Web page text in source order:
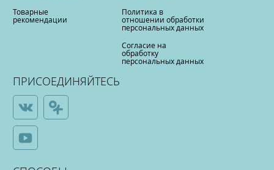
Товарные
рекомендации
Политика в
отношении обработки
персональных данных
Согласие на
обработку
персональных данных
ПРИСОЕДИНЯЙТЕСЬ